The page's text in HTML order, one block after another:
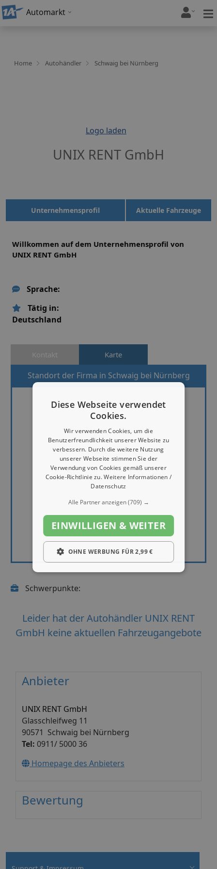
Automarkt
Home Autohändler Schwaig bei Nürnberg
Logo laden
UNIX RENT GmbH
Unternehmensprofil Aktuelle Fahrzeuge
Willkommen auf dem Unternehmensprofil von
UNIX RENT GmbH
Sprache:
Tätig in:
Deutschland
Kontakt Karte
Standort der Firma in Schwaig bei Nürnberg
Schwerpunkte:
Leider hat der Autohändler UNIX RENT
GmbH keine aktuellen Fahrzeugangebote
Anbieter
UNIX RENT GmbH
Glasschleifweg 11
90571 Schwaig bei Nürnberg
Tel: 0911/ 5000 36
Homepage des Anbieters
Bewertung
Diese Webseite verwendet
Cookies.
Wir verwenden Cookies, um die
Benutzerfreundlichkeit unserer Website zu
verbessern. Durch die weitere Nutzung
unserer Webseite stimmen Sie der
Verwendung von Cookies gemäß unserer
Cookie-Richtlinie zu.Weitere Informationen /
Datenschutz
Alle Partner anzeigen(709) →
EINWILLIGEN & WEITER
OHNE WERBUNG FÜR 2,99 €